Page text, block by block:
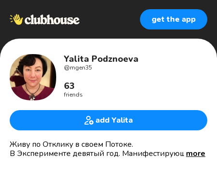
get the app
Yalita Podznoeva
@mgen35
63
friends
add Yalita
Живу по Отклику в своем Потоке.
В Эксперименте девятый год. Манифестирующийmore